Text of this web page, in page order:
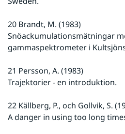
20 Brandt, M. (1983)
Snöackumulationsmätningar
gammaspektrometer i
21 Persson, A. (1983)
Trajektorier - en introduktion.
22 Källberg, P., och Gollvik, S.
A danger in using too long